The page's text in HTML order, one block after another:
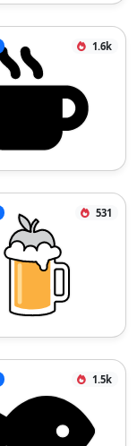
1.6k
531
1.5k